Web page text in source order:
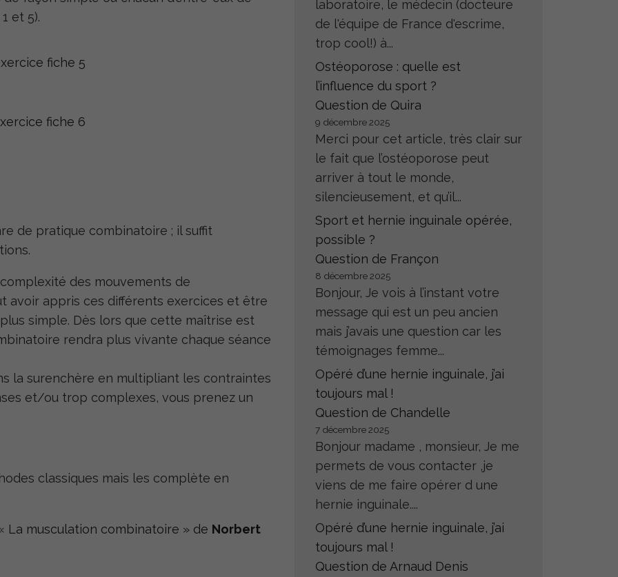
et 5).
de pratique combinatoire ; il suffit
des mouvements de
avoir appris ces différents exercices et être
simple. Dès lors que cette maîtrise est
rendra plus vivante chaque séance
la surenchère en multipliant les contraintes
et/ou trop complexes, vous prenez un
classiques mais les complète en
La musculation combinatoire » de Norbert
laboratoire, le médecin (docteure
de l'équipe de France d'escrime,
trop cool!) à...
Ostéoporose : quelle est
l’influence du sport ?
Question de Quira
9 décembre 2025
Merci pour cet article, très clair sur
le fait que l’ostéoporose peut
arriver à tout le monde,
silencieusement, et qu’il...
Sport et hernie inguinale opérée,
possible ?
Question de Françon
8 décembre 2025
Bonjour, Je vois à l’instant votre
message qui est un peu ancien
mais j’avais une question car les
témoignages femme...
Opéré d’une hernie inguinale, j’ai
toujours mal !
Question de Chandelle
7 décembre 2025
Bonjour madame , monsieur, Je me
permets de vous contacter ,je
viens de me faire opérer d une
hernie inguinale....
Opéré d’une hernie inguinale, j’ai
toujours mal !
Question de Arnaud Denis